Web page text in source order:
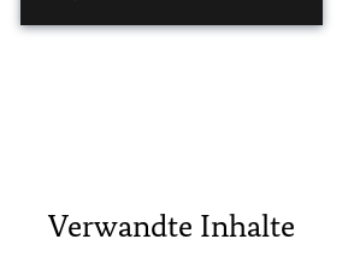
Verwandte Inhalte